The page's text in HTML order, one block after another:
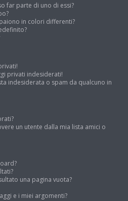
far parte di uno di essi?
in colori differenti?
privati indesiderati!
indesiderata o spam da qualcuno in
un utente dalla mia lista amici o
una pagina vuota?
e i miei argomenti?